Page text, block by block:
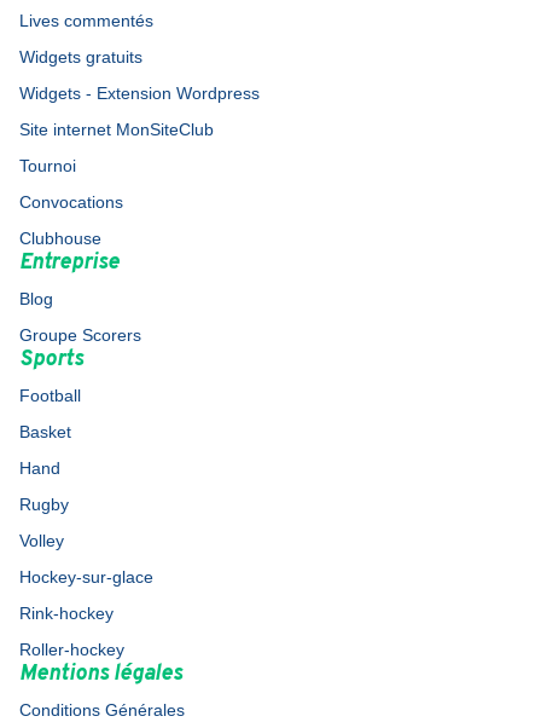
Lives commentés
Widgets gratuits
Widgets - Extension Wordpress
Site internet MonSiteClub
Tournoi
Convocations
Clubhouse
Entreprise
Blog
Groupe Scorers
Sports
Football
Basket
Hand
Rugby
Volley
Hockey-sur-glace
Rink-hockey
Roller-hockey
Mentions légales
Conditions Générales